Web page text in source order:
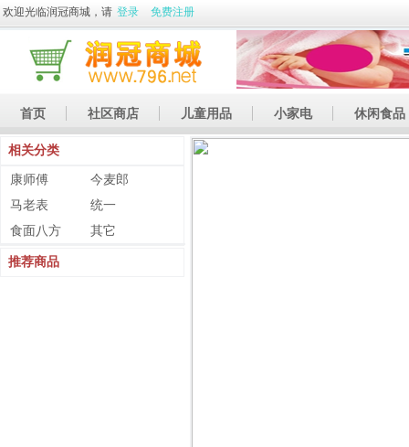
欢迎光临润冠商城，请 登录 免费注册
首页 社区商店 儿童用品 小家电 休闲食品
休闲娱乐 土特产
相关分类
康师傅
今麦郎
马老表
统一
食面八方
其它
推荐商品